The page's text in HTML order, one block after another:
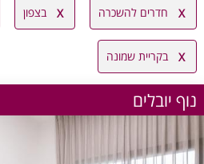
חדרים להשכרה בצפון
בקריית שמונה
נוף יובלים